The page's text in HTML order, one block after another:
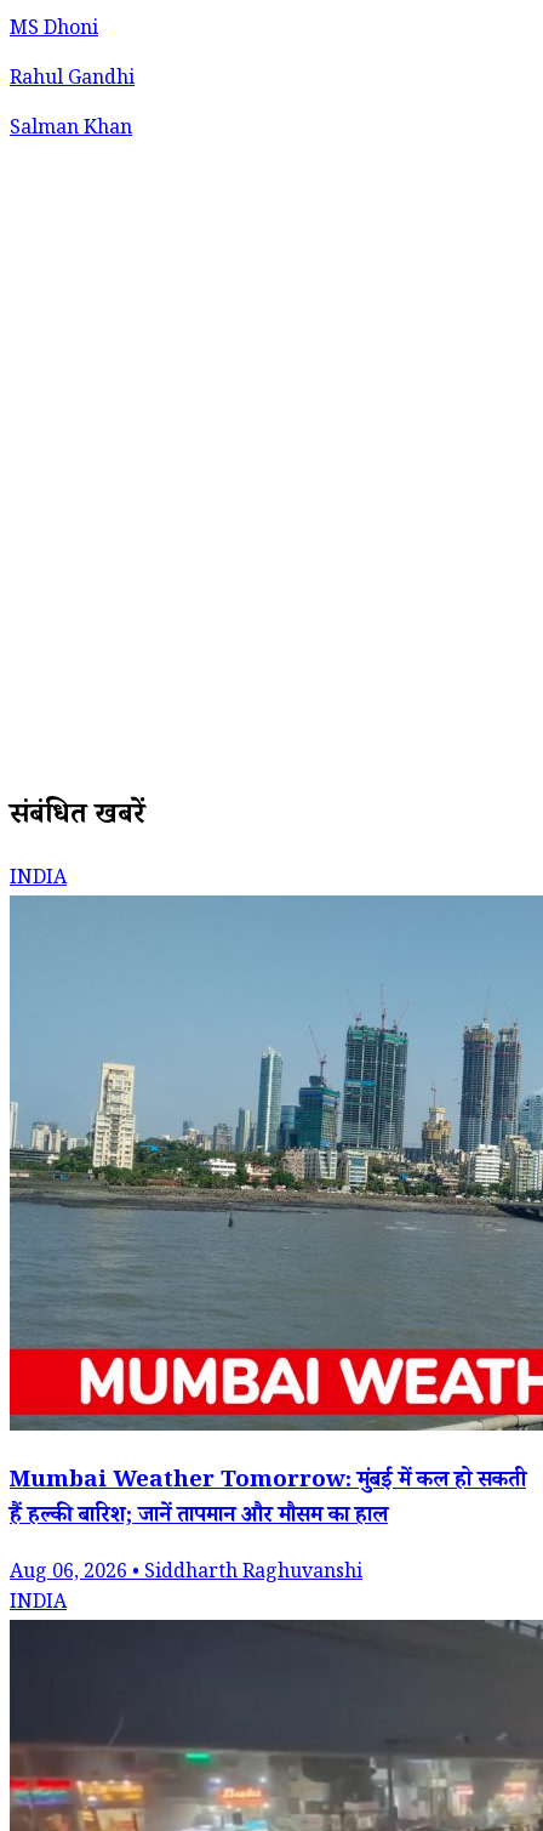
MS Dhoni
Rahul Gandhi
Salman Khan
संबंधित खबरें
INDIA
Mumbai Weather Tomorrow: मुंबई में कल हो सकती
हैं हल्की बारिश; जानें तापमान और मौसम का हाल
Aug 06, 2026 • Siddharth Raghuvanshi
INDIA